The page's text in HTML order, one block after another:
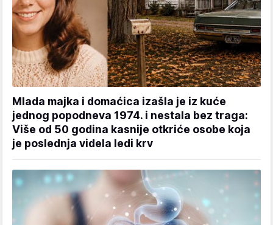
Mlada majka i domaćica izašla je iz kuće
jednog popodneva 1974. i nestala bez traga:
Više od 50 godina kasnije otkriće osobe koja
je poslednja videla ledi krv